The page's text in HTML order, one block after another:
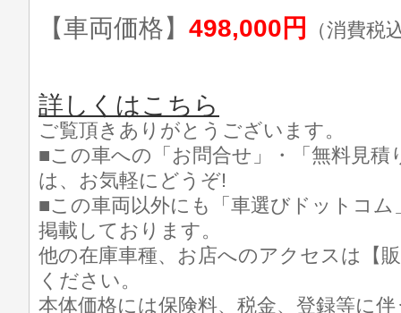
【車両価格】 498,000円 （消費税
詳しくはこちら
ご覧頂きありがとうございます。
■この車への「お問合せ」・「無料見積
は、お気軽にどうぞ!
■この車両以外にも「車選びドットコ
掲載しております。
他の在庫車種、お店へのアクセスは【
ください。
本体価格には保険料、税金、登録等に